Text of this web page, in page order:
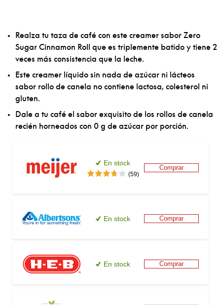
Realza tu taza de café con este creamer sabor Zero
Sugar Cinnamon Roll que es triplemente batido y tiene 2
veces más consistencia que la leche.
Este creamer líquido sin nada de azúcar ni lácteos
sabor rollo de canela no contiene lactosa, colesterol ni
gluten.
Dale a tu café el sabor exquisito de los rollos de canela
recién horneados con 0 g de azúcar por porción.
En stock
(59)
Comprar
En stock Comprar
En stock Comprar